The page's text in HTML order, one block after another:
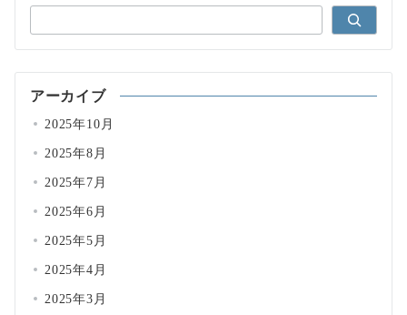
アーカイブ
2025年10月
2025年8月
2025年7月
2025年6月
2025年5月
2025年4月
2025年3月